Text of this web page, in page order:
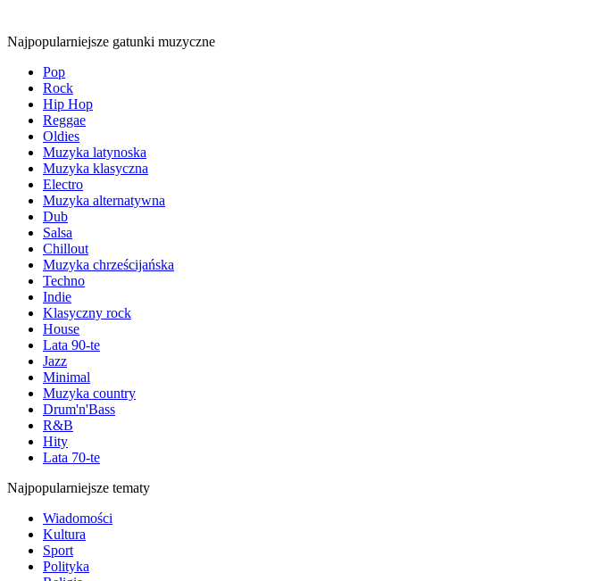
Najpopularniejsze gatunki muzyczne
Pop
Rock
Hip Hop
Reggae
Oldies
Muzyka latynoska
Muzyka klasyczna
Electro
Muzyka alternatywna
Dub
Salsa
Chillout
Muzyka chrześcijańska
Techno
Indie
Klasyczny rock
House
Lata 90-te
Jazz
Minimal
Muzyka country
Drum'n'Bass
R&B
Hity
Lata 70-te
Najpopularniejsze tematy
Wiadomości
Kultura
Sport
Polityka